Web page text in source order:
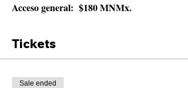
Acceso general: $180 MNMx.
Tickets
Sale ended